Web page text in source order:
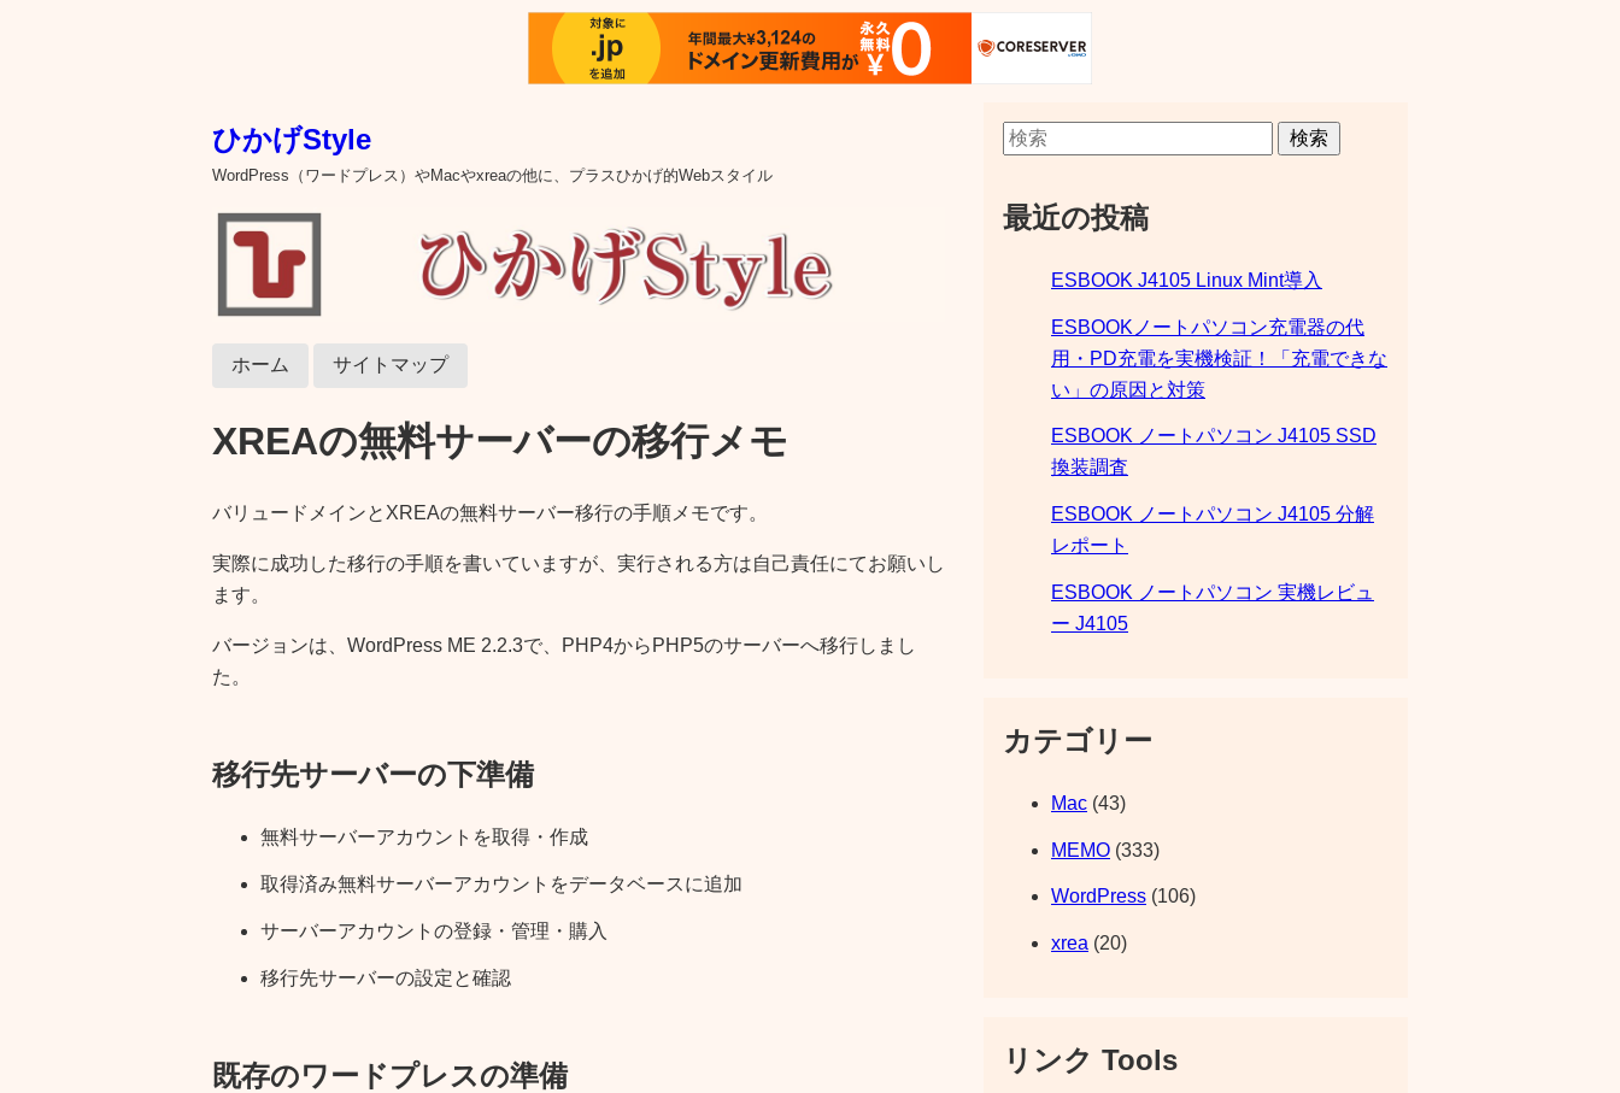
ひかげStyle
WordPress（ワードプレス）やMacやxreaの他に、プラスひかげ的Webスタイル
ホーム サイトマップ
XREAの無料サーバーの移行メモ
バリュードメインとXREAの無料サーバー移行の手順メモです。
実際に成功した移行の手順を書いていますが、実行される方は自己責任にてお願いし
ます。
バージョンは、WordPress ME 2.2.3で、PHP4からPHP5のサーバーへ移行しまし
た。
移行先サーバーの下準備
無料サーバーアカウントを取得・作成
取得済み無料サーバーアカウントをデータベースに追加
サーバーアカウントの登録・管理・購入
移行先サーバーの設定と確認
既存のワードプレスの準備
検索
最近の投稿
ESBOOK J4105 Linux Mint導入
ESBOOKノートパソコン充電器の代
用・PD充電を実機検証！「充電できな
い」の原因と対策
ESBOOK ノートパソコン J4105 SSD
換装調査
ESBOOK ノートパソコン J4105 分解
レポート
ESBOOK ノートパソコン 実機レビュ
ー J4105
カテゴリー
Mac (43)
MEMO (333)
WordPress (106)
xrea (20)
リンク Tools